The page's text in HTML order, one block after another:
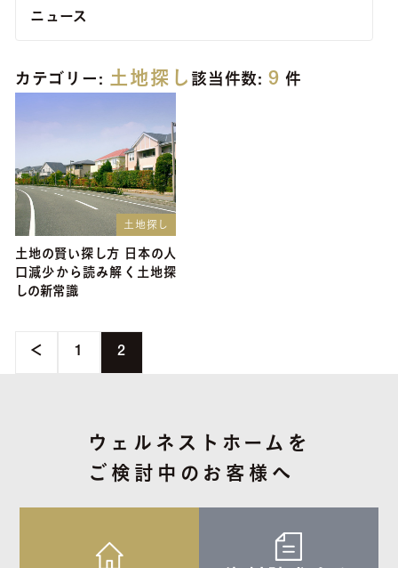
カテゴリー: 土地探し 該当件数:9 件
土地探し
土地の賢い探し方 日本の人
口減少から読み解く土地探
しの新常識
＜ 1 2
ニュース
ウェルネストホームを
ご検討中のお客様へ